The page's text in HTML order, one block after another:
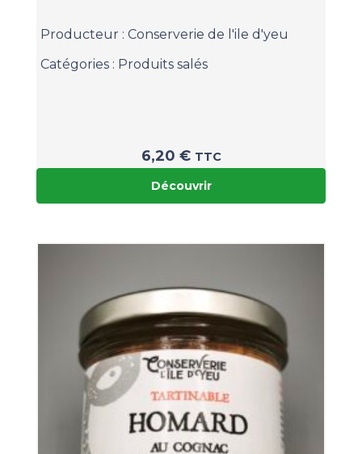
Producteur : Conserverie de l'ile d'yeu
Catégories : Produits salés
6,20 € TTC
Découvrir